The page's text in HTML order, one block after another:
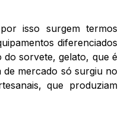
isso surgem termos
diferenciados
sorvete, gelato, que é
de mercado só surgiu no
que produziam